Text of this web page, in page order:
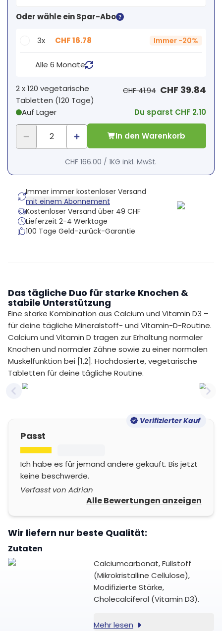
Dein persönlicher Rabatt
CHF 0.00
Oder wähle ein Spar-Abo
3x CHF 16.78 Immer -20%
Alle 6 Monate
2 x120 vegetarische
Tabletten (120 Tage)
Auf Lager
CHF 41.94 CHF 39.84
Du sparst CHF 2.10
In den Warenkorb
CHF 166.00 /1KG inkl. MwSt.
Immer immer kostenloser Versand
mit einem Abonnement
Kostenloser Versand über 49 CHF
Lieferzeit 2-4 Werktage
100 Tage Geld-zurück-Garantie
Das tägliche Duo für starke Knochen &
stabile Unterstützung
Eine starke Kombination aus Calcium und Vitamin D3 –
für deine tägliche Mineralstoff- und Vitamin-D-Routine.
Calcium und Vitamin D tragen zur Erhaltung normaler
Knochen und normaler Zähne sowie zu einer normalen
Muskelfunktion bei [1,2]. Hochdosierte, vegetarische
Tabletten für deine tägliche Routine.
Previous slide
Verifizierter Kauf
Passt
Ich habe es für jemand andere gekauft. Bis jetzt
keine beschwerde.
Verfasst von Adrian
Alle Bewertungen anzeigen
Wir liefern nur beste Qualität:
Zutaten
Calciumcarbonat, Füllstoff
(Mikrokristalline Cellulose),
Modifizierte Stärke,
Cholecalciferol (Vitamin D3).
Mehr lesen